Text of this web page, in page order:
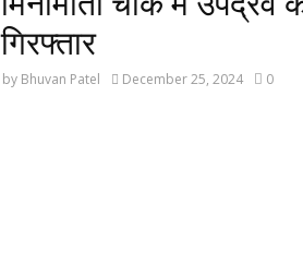
गिरफ्तार
by Bhuvan Patel December 25, 2024 0